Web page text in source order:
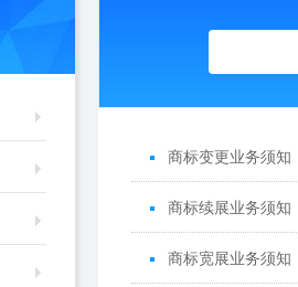
商标变更业务须知
商标续展业务须知
商标宽展业务须知